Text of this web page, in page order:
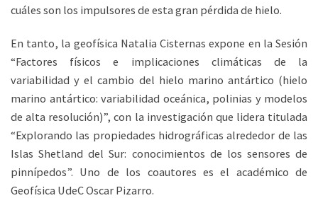
cuáles son los impulsores de esta gran pérdida de hielo.
En tanto, la geofísica Natalia Cisternas expone en la Sesión
“Factores físicos e implicaciones climáticas de la
variabilidad y el cambio del hielo marino antártico (hielo
marino antártico: variabilidad oceánica, polinias y modelos
de alta resolución)”, con la investigación que lidera titulada
“Explorando las propiedades hidrográficas alrededor de las
Islas Shetland del Sur: conocimientos de los sensores de
pinnípedos”. Uno de los coautores es el académico de
Geofísica UdeC Oscar Pizarro.